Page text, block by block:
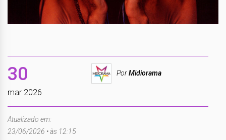
30
mar 2026
PorMidiorama
Atualizado em:
23/06/2026 • às 12:15